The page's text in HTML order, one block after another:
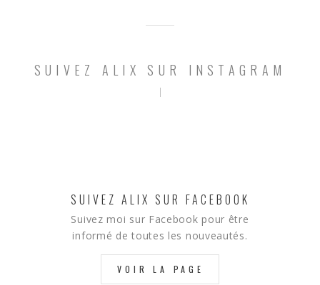
SUIVEZ ALIX SUR INSTAGRAM
SUIVEZ ALIX SUR FACEBOOK
Suivez moi sur Facebook pour être
informé de toutes les nouveautés.
VOIR LA PAGE